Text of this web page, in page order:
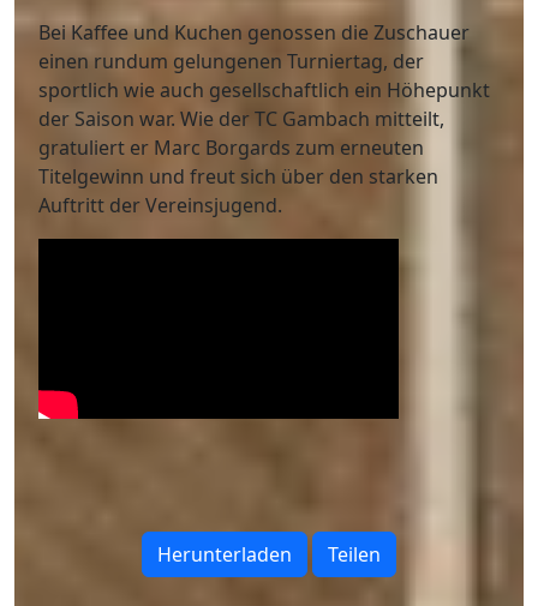
Bei Kaffee und Kuchen genossen die Zuschauer
einen rundum gelungenen Turniertag, der
sportlich wie auch gesellschaftlich ein Höhepunkt
der Saison war. Wie der TC Gambach mitteilt,
gratuliert er Marc Borgards zum erneuten
Titelgewinn und freut sich über den starken
Auftritt der Vereinsjugend.
Herunterladen Teilen